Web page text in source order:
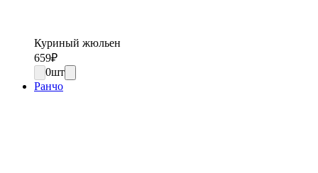
Куриный жюльен
659₽
0шт
Ранчо